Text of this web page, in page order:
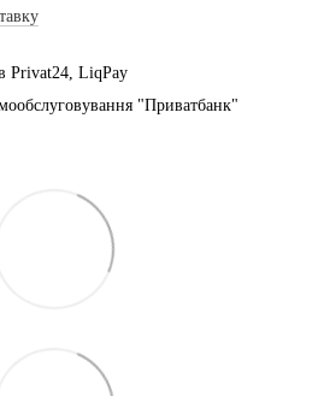
Рrivat24, LiqPay
"Приватбанк"